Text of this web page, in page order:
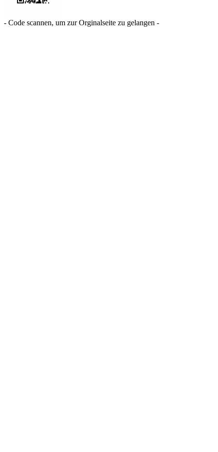
- Code scannen, um zur Orginalseite zu gelangen -